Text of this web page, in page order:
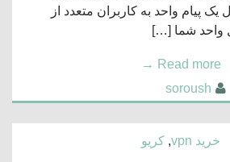
یک پیام واحد به کاربران متعدد از
واحد شما […]
Read more
→
soroush
خرید vpn , کریو